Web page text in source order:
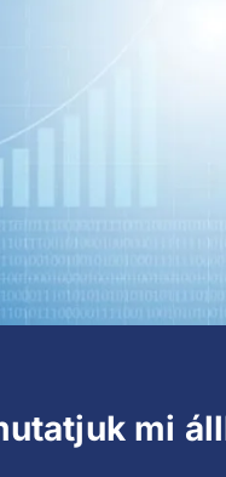
mi